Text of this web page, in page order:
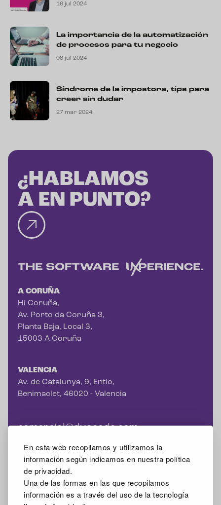
En esta web recopilamos y utilizamos la
información según indicamos en nuestra política
de privacidad.
Una de las formas en las que recopilamos
información es a través del uso de la tecnología
16 jul 2024
La importancia de la automatización
de procesos para tu negocio
08 jul 2024
Síndrome de la impostora, tips para
creer sin dudar
27 mar 2024
¿HABLAMOS
A EN PUNTO?
A CORUÑA
Hi Coruña,
Av. Porto da Coruña 3,
Planta Baja, Local 3,
15003 A Coruña
VALENCIA
Av. de Catalunya, 9, Entlo,
Benimaclet, 46020 - Valencia
comercial@duacode.com
+34 981 065 089
Facebook Instagram Linkedin Google Mybusiness